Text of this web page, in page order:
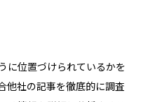
に位置づけられているかを
他社の記事を徹底的に調査